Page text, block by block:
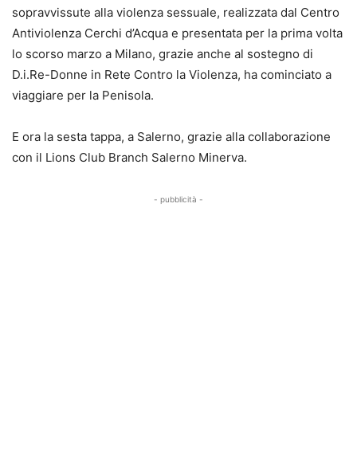
sopravvissute alla violenza sessuale, realizzata dal Centro
Antiviolenza Cerchi d’Acqua e presentata per la prima volta
lo scorso marzo a Milano, grazie anche al sostegno di
D.i.Re-Donne in Rete Contro la Violenza, ha cominciato a
viaggiare per la Penisola.
E ora la sesta tappa, a Salerno, grazie alla collaborazione
con il Lions Club Branch Salerno Minerva.
- pubblicità -